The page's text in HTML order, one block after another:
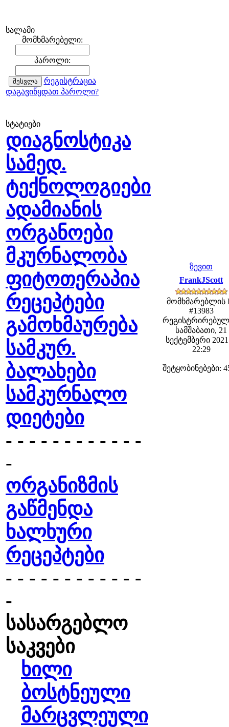
სალამი
მომხმარებელი:
პაროლი:
რეგისტრაცია
დაგავიწყდათ პაროლი?
სტატიები
დიაგნოსტიკა
სამედ.
ტექნოლოგიები
ადამიანის
ორგანოები
მკურნალობა
ფიტოთერაპია
რეცეპტები
გამოხმაურება
სამკურ.
ბალახები
სამკურნალო
დიეტები
- - - - - - - - - - - -
-
ორგანიზმის
გაწმენდა
ხალხური
რეცეპტები
- - - - - - - - - - - -
-
სასარგებლო
საკვები
ხილი
ბოსტნეული
მარცვლეული
ზევით
FrankJScott
მომხმარებლის
#13983
სამშაბათი, 21
სექტემბერი
22:29
შეტყობინებები: